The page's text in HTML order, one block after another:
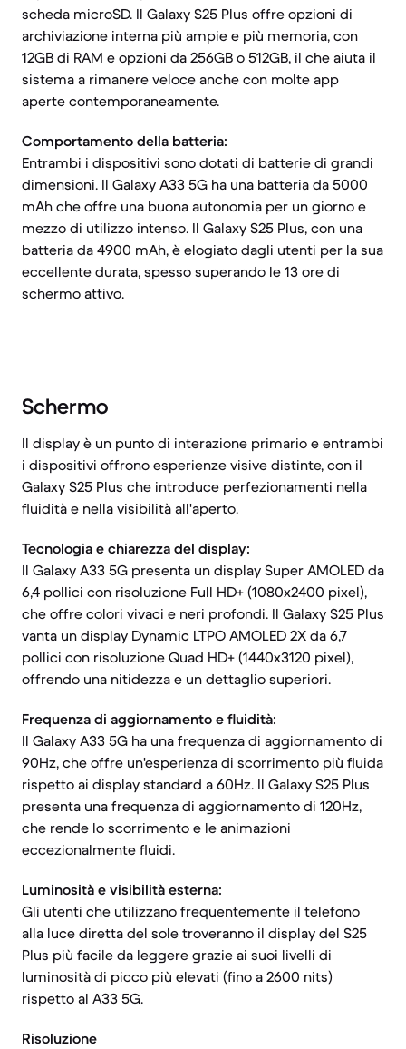
scheda microSD. Il Galaxy S25 Plus offre opzioni di
archiviazione interna più ampie e più memoria, con
12GB di RAM e opzioni da 256GB o 512GB, il che aiuta il
sistema a rimanere veloce anche con molte app
aperte contemporaneamente.
Comportamento della batteria:
Entrambi i dispositivi sono dotati di batterie di grandi
dimensioni. Il Galaxy A33 5G ha una batteria da 5000
mAh che offre una buona autonomia per un giorno e
mezzo di utilizzo intenso. Il Galaxy S25 Plus, con una
batteria da 4900 mAh, è elogiato dagli utenti per la sua
eccellente durata, spesso superando le 13 ore di
schermo attivo.
Schermo
Il display è un punto di interazione primario e entrambi
i dispositivi offrono esperienze visive distinte, con il
Galaxy S25 Plus che introduce perfezionamenti nella
fluidità e nella visibilità all'aperto.
Tecnologia e chiarezza del display:
Il Galaxy A33 5G presenta un display Super AMOLED da
6,4 pollici con risoluzione Full HD+ (1080x2400 pixel),
che offre colori vivaci e neri profondi. Il Galaxy S25 Plus
vanta un display Dynamic LTPO AMOLED 2X da 6,7
pollici con risoluzione Quad HD+ (1440x3120 pixel),
offrendo una nitidezza e un dettaglio superiori.
Frequenza di aggiornamento e fluidità:
Il Galaxy A33 5G ha una frequenza di aggiornamento di
90Hz, che offre un'esperienza di scorrimento più fluida
rispetto ai display standard a 60Hz. Il Galaxy S25 Plus
presenta una frequenza di aggiornamento di 120Hz,
che rende lo scorrimento e le animazioni
eccezionalmente fluidi.
Luminosità e visibilità esterna:
Gli utenti che utilizzano frequentemente il telefono
alla luce diretta del sole troveranno il display del S25
Plus più facile da leggere grazie ai suoi livelli di
luminosità di picco più elevati (fino a 2600 nits)
rispetto al A33 5G.
Risoluzione